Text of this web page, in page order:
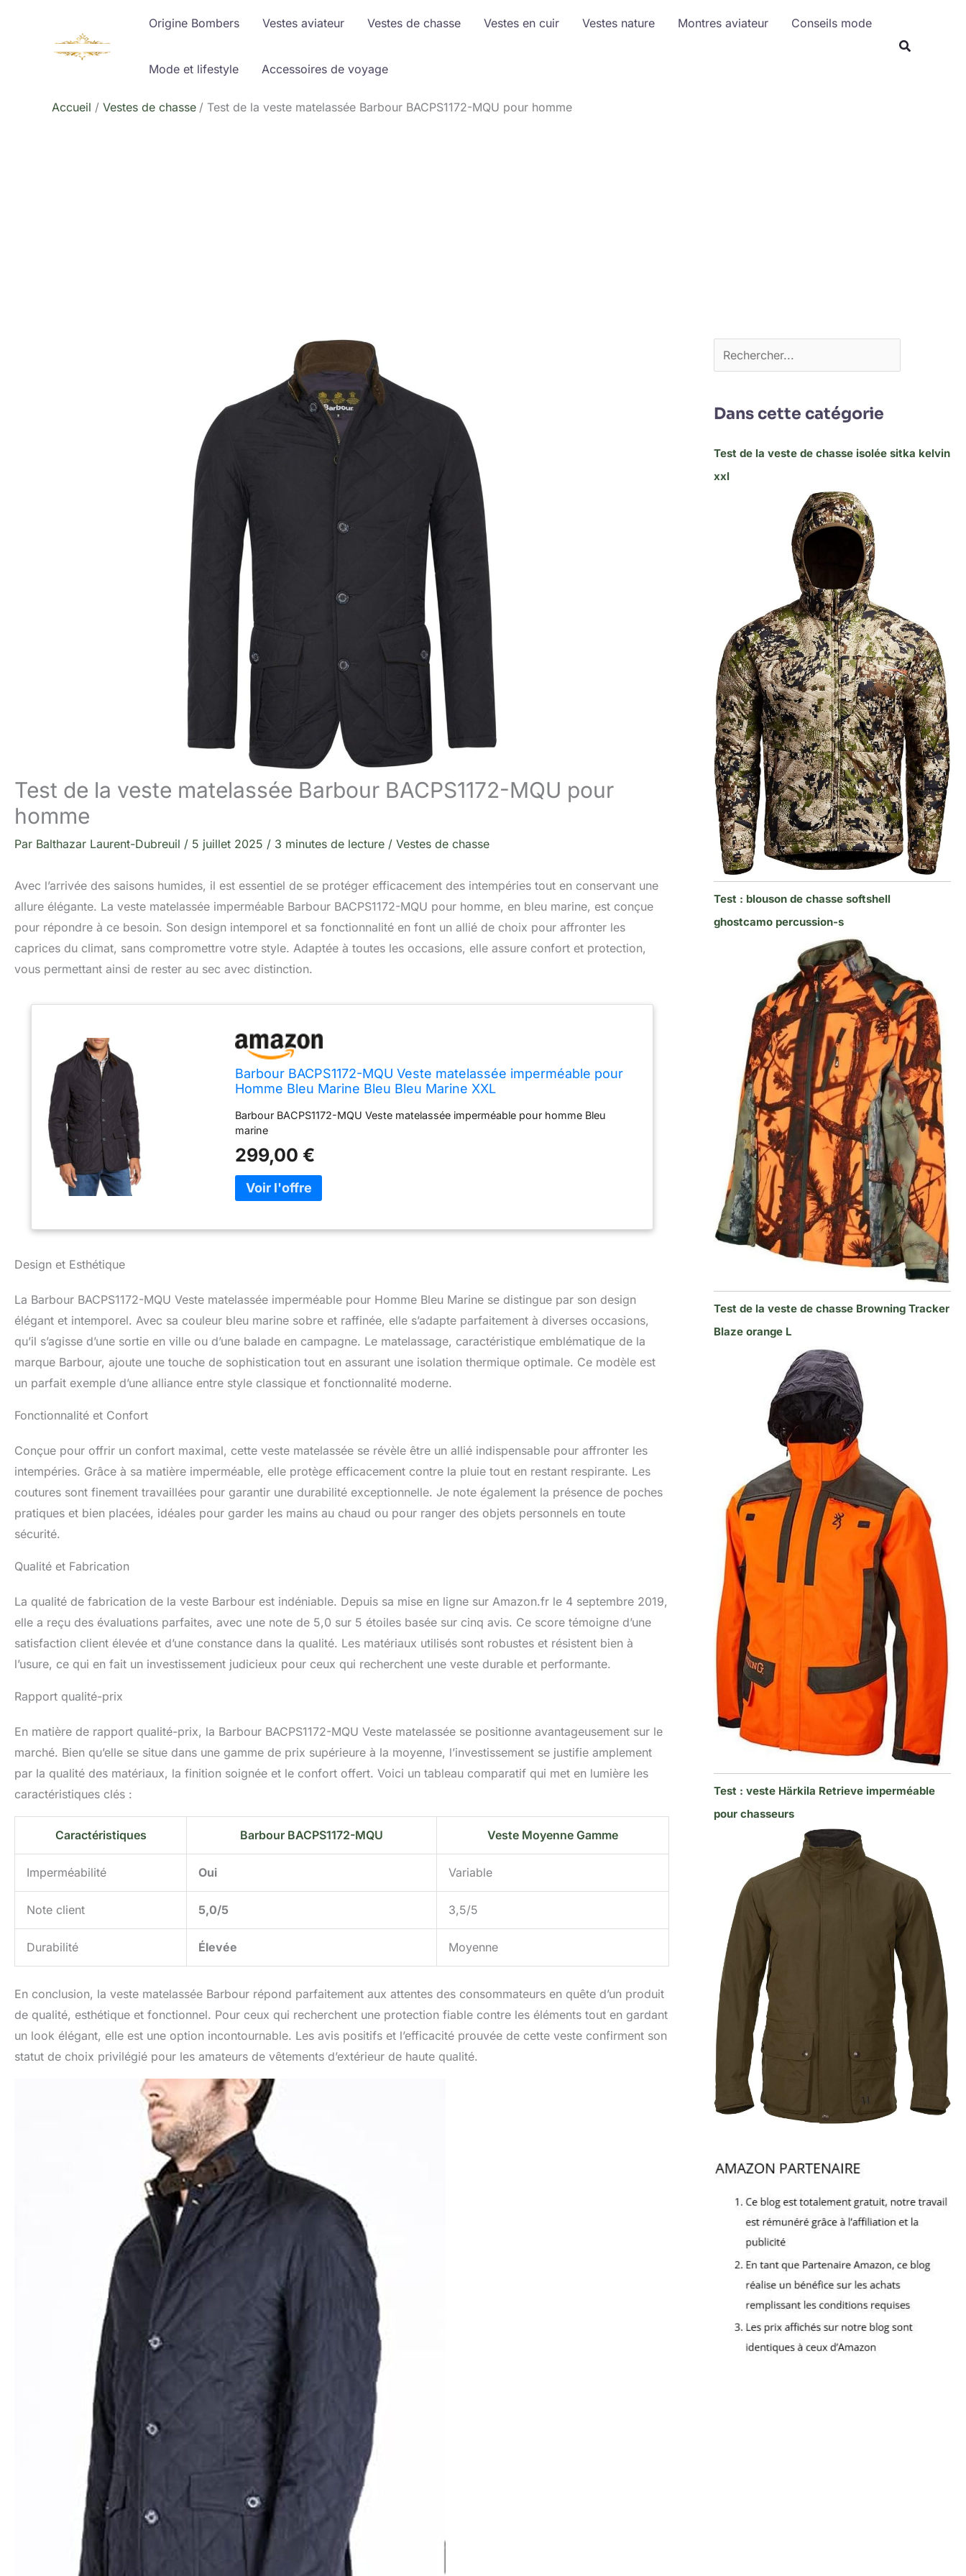
Origine Bombers Vestes aviateur Vestes de chasse Vestes en cuir Vestes nature Montres aviateur Conseils mode
Mode et lifestyle Accessoires de voyage
Accueil Vestes de chasse Test de la veste matelassée Barbour BACPS1172-MQU pour homme
Test de la veste matelassée Barbour BACPS1172-MQU pour
homme
Par Balthazar Laurent-Dubreuil / 5 juillet 2025 / 3 minutes de lecture / Vestes de chasse
Avec l’arrivée des saisons humides, il est essentiel de se protéger efficacement des intempéries tout en conservant une
allure élégante. La veste matelassée imperméable Barbour BACPS1172-MQU pour homme, en bleu marine, est conçue
pour répondre à ce besoin. Son design intemporel et sa fonctionnalité en font un allié de choix pour affronter les
caprices du climat, sans compromettre votre style. Adaptée à toutes les occasions, elle assure confort et protection,
vous permettant ainsi de rester au sec avec distinction.
Barbour BACPS1172-MQU Veste matelassée imperméable pour
Homme Bleu Marine Bleu Bleu Marine XXL
Barbour BACPS1172-MQU Veste matelassée imperméable pour homme Bleu
marine
299,00 €
Design et Esthétique
La Barbour BACPS1172-MQU Veste matelassée imperméable pour Homme Bleu Marine se distingue par son design
élégant et intemporel. Avec sa couleur bleu marine sobre et raffinée, elle s’adapte parfaitement à diverses occasions,
qu’il s’agisse d’une sortie en ville ou d’une balade en campagne. Le matelassage, caractéristique emblématique de la
marque Barbour, ajoute une touche de sophistication tout en assurant une isolation thermique optimale. Ce modèle est
un parfait exemple d’une alliance entre style classique et fonctionnalité moderne.
Fonctionnalité et Confort
Conçue pour offrir un confort maximal, cette veste matelassée se révèle être un allié indispensable pour affronter les
intempéries. Grâce à sa matière imperméable, elle protège efficacement contre la pluie tout en restant respirante. Les
coutures sont finement travaillées pour garantir une durabilité exceptionnelle. Je note également la présence de poches
pratiques et bien placées, idéales pour garder les mains au chaud ou pour ranger des objets personnels en toute
sécurité.
Qualité et Fabrication
La qualité de fabrication de la veste Barbour est indéniable. Depuis sa mise en ligne sur Amazon.fr le 4 septembre 2019,
elle a reçu des évaluations parfaites, avec une note de 5,0 sur 5 étoiles basée sur cinq avis. Ce score témoigne d’une
satisfaction client élevée et d’une constance dans la qualité. Les matériaux utilisés sont robustes et résistent bien à
l’usure, ce qui en fait un investissement judicieux pour ceux qui recherchent une veste durable et performante.
Rapport qualité-prix
En matière de rapport qualité-prix, la Barbour BACPS1172-MQU Veste matelassée se positionne avantageusement sur le
marché. Bien qu’elle se situe dans une gamme de prix supérieure à la moyenne, l’investissement se justifie amplement
par la qualité des matériaux, la finition soignée et le confort offert. Voici un tableau comparatif qui met en lumière les
caractéristiques clés :
Caractéristiques Barbour BACPS1172-MQU Veste Moyenne Gamme
Imperméabilité Oui Variable
Note client 5,0/5 3,5/5
Durabilité Élevée Moyenne
En conclusion, la veste matelassée Barbour répond parfaitement aux attentes des consommateurs en quête d’un produit
de qualité, esthétique et fonctionnel. Pour ceux qui recherchent une protection fiable contre les éléments tout en gardant
un look élégant, elle est une option incontournable. Les avis positifs et l’efficacité prouvée de cette veste confirment son
statut de choix privilégié pour les amateurs de vêtements d’extérieur de haute qualité.
Dans cette catégorie
Test de la veste de chasse isolée sitka kelvin
xxl
Test : blouson de chasse softshell
ghostcamo percussion-s
Test de la veste de chasse Browning Tracker
Blaze orange L
Test : veste Härkila Retrieve imperméable
pour chasseurs